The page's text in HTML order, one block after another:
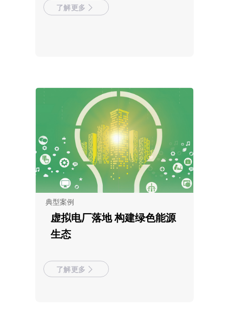
了解更多
典型案例
虚拟电厂落地 构建绿色能源
生态
了解更多